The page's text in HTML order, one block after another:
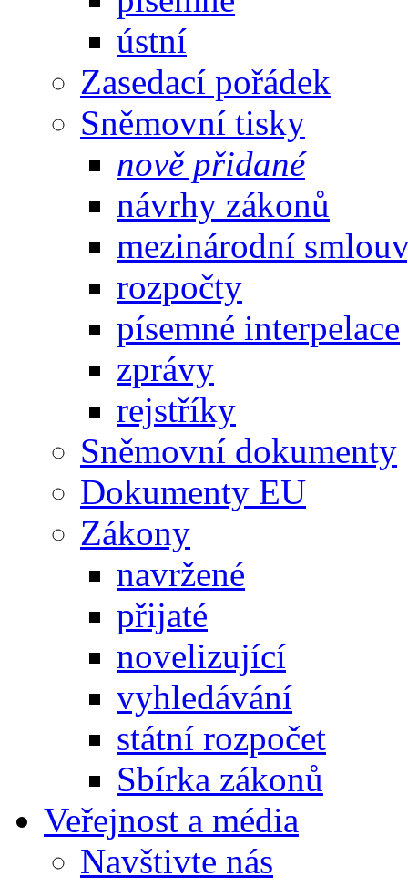
ústní
Zasedací pořádek
Sněmovní tisky
nově přidané
návrhy zákonů
mezinárodní
rozpočty
písemné interpelace
zprávy
rejstříky
Sněmovní dokumenty
Dokumenty EU
Zákony
navržené
přijaté
novelizující
vyhledávání
státní rozpočet
Sbírka zákonů
Veřejnost a média
Navštivte nás